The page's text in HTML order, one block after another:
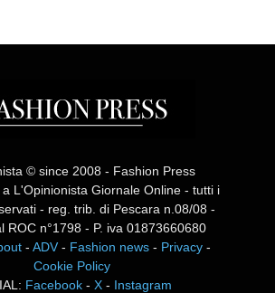
© since 2008 - Fashion Press
L'Opinionista Giornale Online - tutti i
- reg. trib. di Pescara n.08/08 -
ROC n°1798 - P. iva 01873660680
-ADV - Fashion news - Privacy -
Cookie Policy
Facebook -X - Instagram